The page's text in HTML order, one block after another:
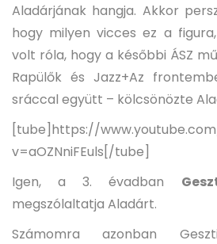
Aladárjának hangja. Akkor
hogy milyen vicces ez a
volt róla, hogy a későbbi ÁSZ
Rapülők és Jazz+Az
sráccal együtt – kölcsönözte
[tube]https://
v=aOZNniFEuls[/tube]
Igen, a 3. évadban
megszólaltatja Aladárt.
Számomra azonban